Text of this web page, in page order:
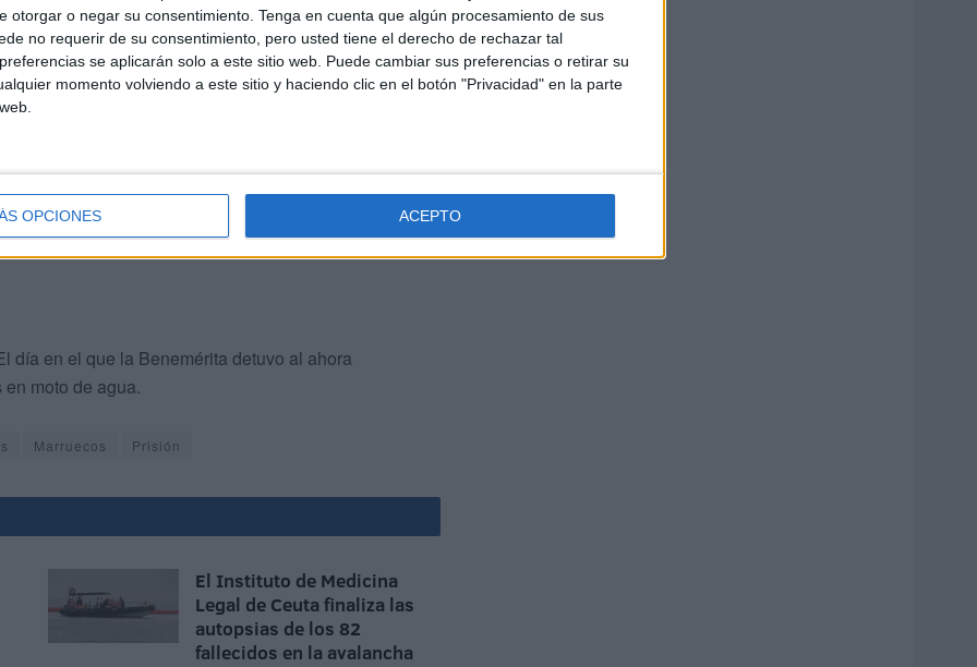
otorgar o negar su consentimiento. Tenga en cuenta que algún procesamiento de sus
no requerir de su consentimiento, pero usted tiene el derecho de rechazar tal
se aplicarán solo a este sitio web. Puede cambiar sus preferencias o retirar su
momento volviendo a este sitio y haciendo clic en el botón "Privacidad" en la parte
OPCIONES ACEPTO
la Defensa que pasó por el reconocimiento por parte
derechos de los ciudadanos extranjeros.
de dos años en el que, de cometer algún
a ser controlada por la administración.
día en el que la Benemérita detuvo al ahora
moto de agua.
Marruecos Prisión
El Instituto de Medicina
Legal de Ceuta finaliza las
autopsias de los 82
fallecidos en la avalancha